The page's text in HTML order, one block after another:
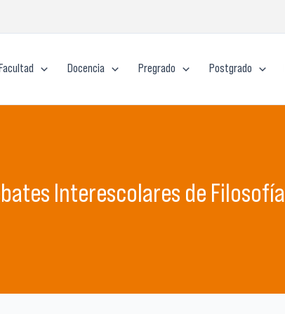
Docencia Pregrado Postgrado
Interescolares de Filosofía